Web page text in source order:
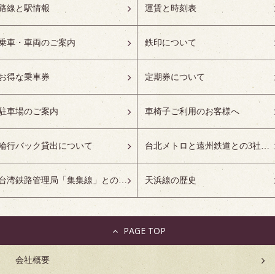
線と駅情報 運賃と時刻表
車・車両のご案内 鉄印について
得な乗車券 定期券について
車場のご案内 車椅子ご利用のお客様へ
行バック貸出について 台北メトロと遠州鉄道との3社友好協定について
台湾鉄路管理局「集集線」との姉妹鉄道協定について 天浜線の歴史
会社概要
PAGE TOP